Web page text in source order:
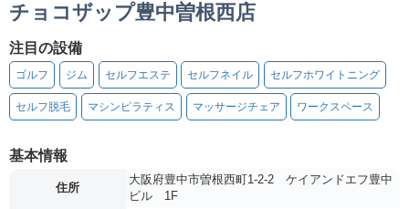
チョコザップ豊中曽根西店
注目の設備
ゴルフ ジム セルフエステ セルフネイル セルフホワイトニング
セルフ脱毛 マシンピラティス マッサージチェア ワークスペース
基本情報
住所
大阪府豊中市曽根西町1-2-2 ケイアンドエフ豊中
ビル 1F